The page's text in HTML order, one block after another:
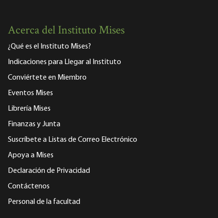
Acerca del Instituto Mises
¿Qué es el Instituto Mises?
Indicaciones para Llegar al Instituto
Conviértete en Miembro
Eventos Mises
Librería Mises
Finanzas y Junta
Suscríbete a Listas de Correo Electrónico
Apoya a Mises
Declaración de Privacidad
Contáctenos
Personal de la facultad